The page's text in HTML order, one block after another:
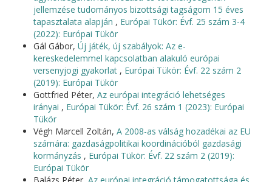
jellemzése tudományos bizottsági tagságom 15 éves
tapasztalata alapján , Európai Tükör: Évf. 25 szám 3-4
(2022): Európai Tükör
Gál Gábor, Új játék, új szabályok: Az e-
kereskedelemmel kapcsolatban alakuló európai
versenyjogi gyakorlat , Európai Tükör: Évf. 22 szám 2
(2019): Európai Tükör
Gottfried Péter, Az európai integráció lehetséges
irányai , Európai Tükör: Évf. 26 szám 1 (2023): Európai
Tükör
Végh Marcell Zoltán, A 2008-as válság hozadékai az EU
számára: gazdaságpolitikai koordinációból gazdasági
kormányzás , Európai Tükör: Évf. 22 szám 2 (2019):
Európai Tükör